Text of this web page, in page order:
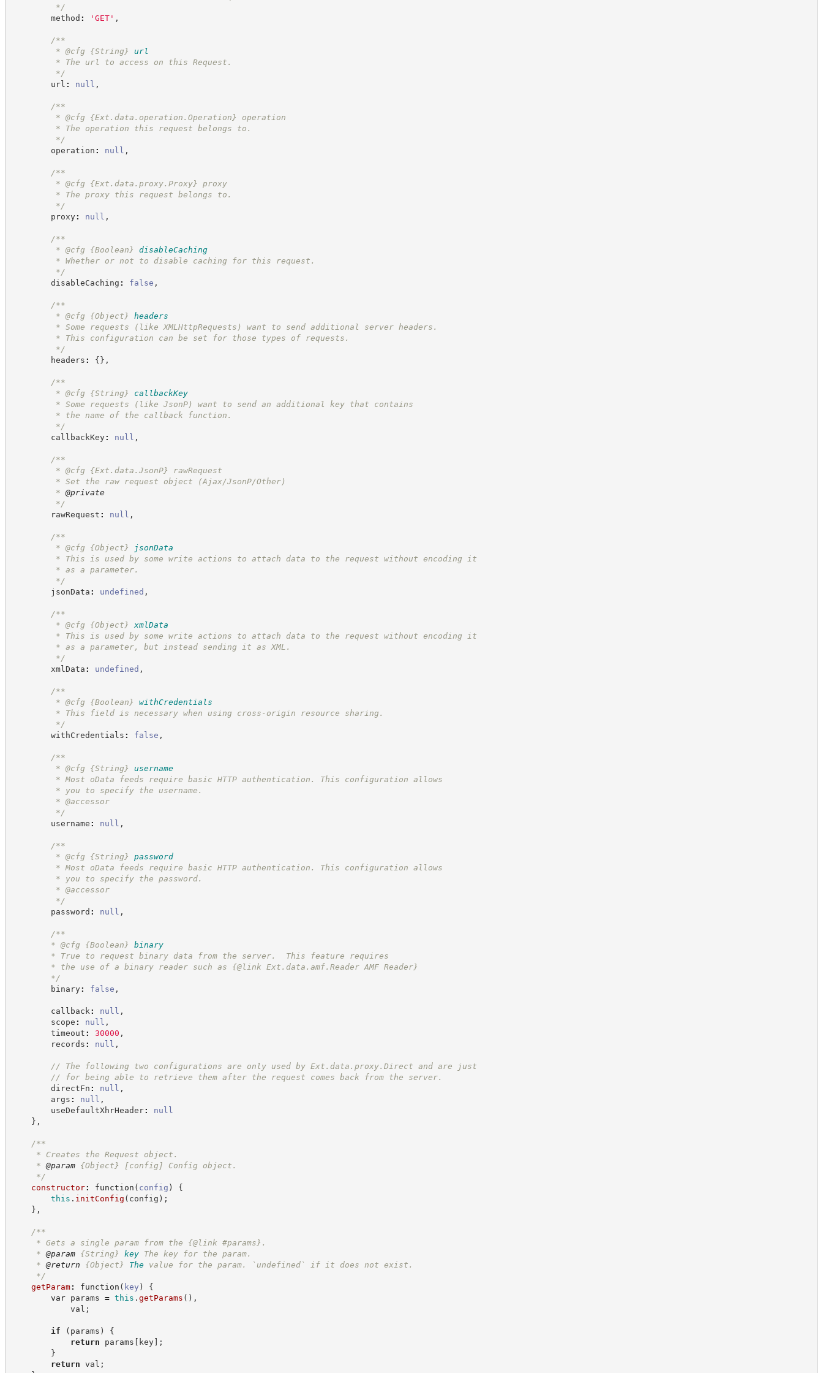
*/
method : ' GET' ,
/**
* @cfg {String}
url
* The url to access on this Request.
*/
url : null ,
/**
* @cfg {Ext.data.operation.Operation} operation
* The operation this request belongs to.
*/
operation : null ,
/**
* @cfg {Ext.data.proxy.Proxy} proxy
* The proxy this request belongs to.
*/
proxy: null ,
/**
* @cfg {Boolean}
disableCaching
* Whether or not to disable caching for this request.
*/
disableCaching : false ,
/**
* @cfg {Object}
headers
* Some requests (like XMLHttpRequests) want to send additional server headers.
* This configuration can be set for those types of requests.
*/
headers : {} ,
/**
* @cfg {String}
callbackKey
* Some requests (like JsonP) want to send an additional key that contains
* the name of the callback function.
*/
callbackKey: null ,
/**
* @cfg {Ext.data.JsonP} rawRequest
* Set the raw request object (Ajax/JsonP/Other)
* @private
*/
rawRequest : null ,
/**
* @cfg {Object}
jsonData
* This is used by some write actions to attach data to the request without encoding it
* as a parameter.
*/
jsonData : undefined ,
/**
* @cfg {Object}
xmlData
* This is used by some write actions to attach data to the request without encoding it
* as a parameter, but instead sending it as XML.
*/
xmlData : undefined ,
/**
* @cfg {Boolean}
withCredentials
* This field is necessary when using cross-origin resource sharing.
*/
withCredentials : false ,
/**
* @cfg {String}
username
* Most oData feeds require basic HTTP authentication. This configuration allows
* you to specify the username.
* @accessor
*/
username : null ,
/**
* @cfg {String}
password
* Most oData feeds require basic HTTP authentication. This configuration allows
* you to specify the password.
* @accessor
*/
password : null ,
/**
* @cfg {Boolean}
binary
* True to request binary data from the server.  This feature requires
* the use of a binary reader such as {@link Ext.data.amf.Reader AMF Reader}
*/
binary: false ,
callback : null ,
scope : null ,
timeout : 30000 ,
records : null ,
// The following two configurations are only used by Ext.data.proxy.Direct and are just
// for being able to retrieve them after the request comes back from the server.
directFn : null ,
args : null ,
useDefaultXhrHeader:
null
} ,
/**
* Creates the Request object.
* @param {Object} [config] Config object.
*/
constructor: function ( config )
{
this . initConfig ( config ) ;
} ,
/**
* Gets a single param from the {@link #params}.
* @param {String} key
The key for the param.
* @return {Object} The
value for the param. `undefined` if it does not exist.
*/
getParam: function ( key )
{
var params = this . getParams ( ) ,
val ;
if ( params )
{
return params [ key] ;
}
return val ;